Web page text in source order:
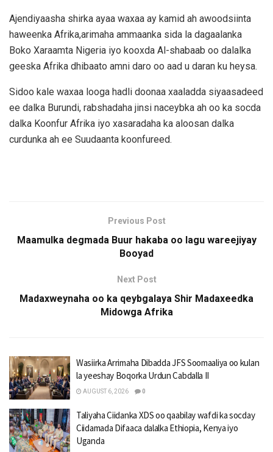
Ajendiyaasha shirka ayaa waxaa ay kamid ah awoodsiinta
haweenka Afrika,arimaha ammaanka sida la dagaalanka
Boko Xaraamta Nigeria iyo kooxda Al-shabaab oo dalalka
geeska Afrika dhibaato amni daro oo aad u daran ku heysa.
Sidoo kale waxaa looga hadli doonaa xaaladda siyaasadeed
ee dalka Burundi, rabshadaha jinsi naceybka ah oo ka socda
dalka Koonfur Afrika iyo xasaradaha ka aloosan dalka
curdunka ah ee Suudaanta koonfureed.
Previous Post
Maamulka degmada Buur hakaba oo lagu wareejiyay
Booyad
Next Post
Madaxweynaha oo ka qeybgalaya Shir Madaxeedka
Midowga Afrika
Wasiirka Arrimaha Dibadda JFS Soomaaliya oo kulan
la yeeshay Boqorka Urdun Cabdalla II
AUGUST 6, 2026 0
Taliyaha Ciidanka XDS oo qaabilay wafdi ka socday
Ciidamada Difaaca dalalka Ethiopia, Kenya iyo
Uganda